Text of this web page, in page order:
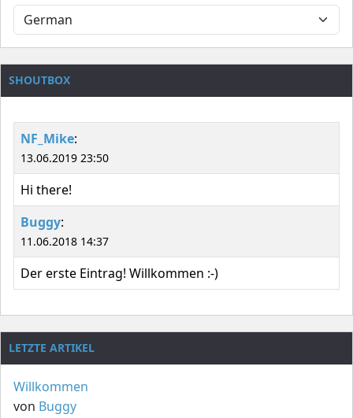
SHOUTBOX
NF_Mike:
13.06.2019 23:50
Hi there!
Buggy:
11.06.2018 14:37
Der erste Eintrag! Willkommen :-)
LETZTE ARTIKEL
Willkommen
von Buggy